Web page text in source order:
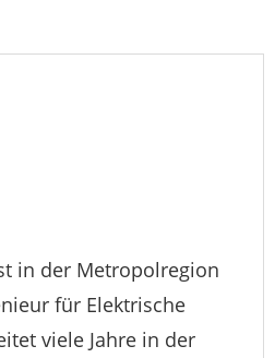
in der Metropolregion
für Elektrische
viele Jahre in der